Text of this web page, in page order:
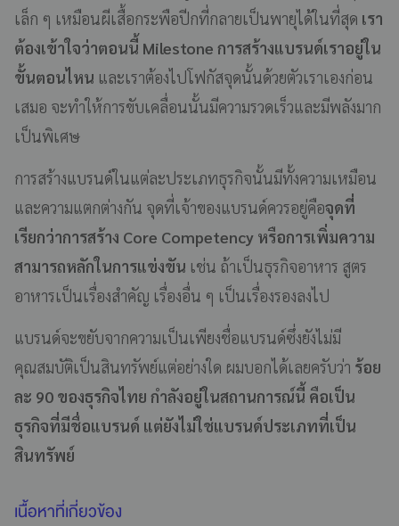
เล็ก ๆ เหมือนผีเสื้อกระพือปีกที่กลายเป็นพายุได้ในที่สุด เรา
ต้องเข้าใจว่าตอนนี้ Milestone การสร้างแบรนด์เราอยู่ใน
ขั้นตอนไหน และเราต้องไปโฟกัสจุดนั้นด้วยตัวเราเองก่อน
เสมอ จะทำให้การขับเคลื่อนนั้นมีความรวดเร็วและมีพลังมาก
เป็นพิเศษ
การสร้างแบรนด์ในแต่ละประเภทธุรกิจนั้นมีทั้งความเหมือน
และความแตกต่างกัน จุดที่เจ้าของแบรนด์ควรอยู่คือจุดที่
เรียกว่าการสร้าง Core Competency หรือการเพิ่มความ
สามารถหลักในการแข่งขัน เช่น ถ้าเป็นธุรกิจอาหาร สูตร
อาหารเป็นเรื่องสำคัญ เรื่องอื่น ๆ เป็นเรื่องรองลงไป
แบรนด์จะขยับจากความเป็นเพียงชื่อแบรนด์ซึ่งยังไม่มี
คุณสมบัติเป็นสินทรัพย์แต่อย่างใด ผมบอกได้เลยครับว่า ร้อย
ละ 90 ของธุรกิจไทย กำลังอยู่ในสถานการณ์นี้ คือเป็น
ธุรกิจที่มีชื่อแบรนด์ แต่ยังไม่ใช่แบรนด์ประเภทที่เป็น
สินทรัพย์
เนื้อหาที่เกี่ยวข้อง